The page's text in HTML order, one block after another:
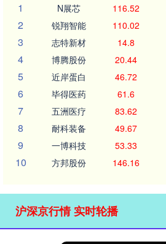
1
N展芯 116.52
2 锐翔智能 110.02
3 志特新材 14.8
4 博腾股份 20.44
5 近岸蛋白 46.72
6 毕得医药 61.6
7 五洲医疗 83.62
8 耐科装备 49.67
9 一博科技 53.33
10 方邦股份 146.16
沪深京行情 实时轮播